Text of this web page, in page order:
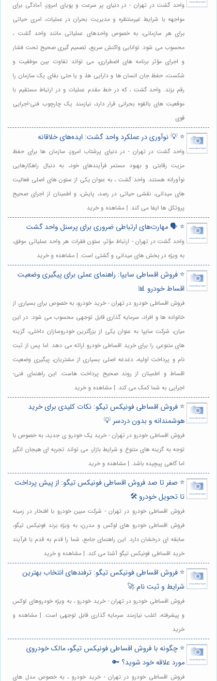
واحد گشت در تهران - در دنیای پر سرعت و پویای امروز، آمادگی برای
مواجهه با شرایط غیرمنتظره و مدیریت بحران در عملیات، امری حیاتی
برای هر سازمانی، به خصوص واحدهای عملیاتی مانند واحد گشت ،
محسوب می شود. توانایی واکنش سریع، تصمیم گیری صحیح تحت فشار
و اجرای مؤثر برنامه های اضطراری، می تواند تفاوت بین موفقیت و
شکست، حفظ جان انسان ها و دارایی ها، و یا حتی بقای یک سازمان را
رقم بزند. واحد گشت ، که در خط مقدم عملیات و در ارتباط مستقیم با
موقعیت های بالقوه بحرانی قرار دارد، نیازمند یک چارچوب فنی-اجرایی
قوی
⭐️ 💡 نوآوری در عملکرد واحد گشت: ایده‌های خلاقانه
واحد گشت در تهران - در دنیای پرشتاب امروز، سازمان ها برای حفظ
مزیت رقابتی و بهبود مستمر فرآیندهای خود، به دنبال راهکارهایی
نوآورانه هستند. واحد گشت ، به عنوان یکی از ستون های اصلی فعالیت
های میدانی، نقشی حیاتی در رصد، پایش، و اطمینان از اجرای صحیح
پروتکل ها ایفا می کند. | مشاهده و خرید
⭐️ 🗣️ مهارت‌های ارتباطی ضروری برای پرسنل واحد گشت
واحد گشت در تهران - ارتباط مؤثر، ستون فقرات هر واحد عملیاتی موفق،
به ویژه در بخش های میدانی و گشتی است. | مشاهده و خرید
⭐️ فروش اقساطی سایپا: راهنمای عملی برای پیگیری وضعیت
اقساط خودرو 📊
فروش اقساطی خودرو در تهران - خرید خودرو، به خصوص برای بسیاری از
خانواده ها و افراد، سرمایه گذاری قابل توجهی محسوب می شود. در این
میان، شرکت سایپا به عنوان یکی از بزرگترین خودروسازان داخلی، گزینه
های متنوعی را برای خرید اقساطی خودرو ارائه می دهد. اما پس از ثبت
نام و پرداخت اولیه، دغدغه اصلی بسیاری از مشتریان، پیگیری وضعیت
اقساط و اطمینان از روند صحیح پرداخت هاست. این راهنمای فنی-
اجرایی به شما کمک می کند. | مشاهده و خرید
⭐️ فروش اقساطی فونیکس تیگو: نکات کلیدی برای خرید
هوشمندانه و بدون دردسر 💡
فروش اقساطی خودرو در تهران - خرید یک خودرو ی جدید، به خصوص با
توجه به گزینه های متنوع و شرایط بازار، می تواند تجربه ای هیجان انگیز
اما گاهی پیچیده باشد. | مشاهده و خرید
⭐️ صفر تا صد فروش اقساطی فونیکس تیگو: از پیش پرداخت
تا تحویل خودرو 🛠️
فروش اقساطی خودرو در تهران - شرکت مبین خودرو با افتخار در زمینه
فروش اقساطی خودرو های لوکس و مدرن، به ویژه برند فونیکس تیگو،
سابقه ای درخشان دارد. این راهنمای جامع، شما را قدم به قدم با فرآیند
خرید اقساطی فونیکس تیگو آشنا می کند. | مشاهده و خرید
⭐️ فروش اقساطی فونیکس تیگو: ترفندهای انتخاب بهترین
شرایط و ثبت نام 🚀
فروش اقساطی خودرو در تهران - خرید خودرو ، به ویژه خودروهای لوکس
و پیشرفته، اغلب نیازمند سرمایه گذاری قابل توجهی است. | مشاهده و
خرید
⭐️ چگونه با فروش اقساطی فونیکس تیگو، مالک خودروی
مورد علاقه خود شوید؟ 🔑
فروش اقساطی خودرو در تهران - خرید خودرو ، به خصوص مدل های